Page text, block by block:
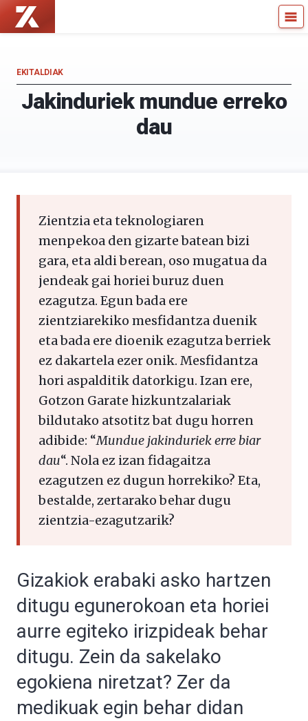
Zientzia
Kultura
Zientifikoko
Katedra
Kultura
Jakinduriek mundue erreko
dau
EKITALDIAK
Zientzia eta teknologiaren
menpekoa den gizarte batean bizi
gara, eta aldi berean, oso mugatua da
jendeak gai horiei buruz duen
ezagutza. Egun bada ere
zientziarekiko mesfidantza duenik
eta bada ere dioenik ezagutza berriek
ez dakartela ezer onik. Mesfidantza
hori aspalditik datorkigu. Izan ere,
Gotzon Garate hizkuntzalariak
bildutako atsotitz bat dugu horren
adibide: “Mundue jakinduriek erre biar
dau“. Nola ez izan fidagaitza
ezagutzen ez dugun horrekiko? Eta,
bestalde, zertarako behar dugu
zientzia-ezagutzarik?
Gizakiok erabaki asko hartzen
ditugu egunerokoan eta horiei
aurre egiteko irizpideak behar
ditugu. Zein da sakelako
egokiena niretzat? Zer da
medikuak egin behar didan